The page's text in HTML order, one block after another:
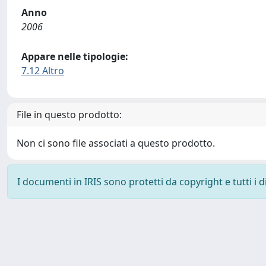
Anno
2006
Appare nelle tipologie:
7.12 Altro
File in questo prodotto:
Non ci sono file associati a questo prodotto.
I documenti in IRIS sono protetti da copyright e tutti i